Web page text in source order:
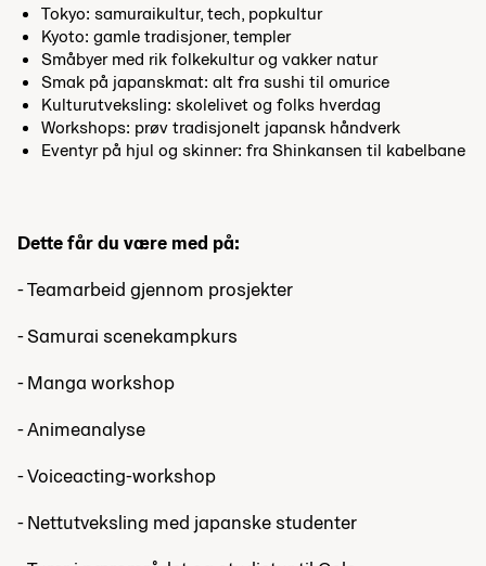
Tokyo: samuraikultur, tech, popkultur
Kyoto: gamle tradisjoner, templer
Småbyer med rik folkekultur og vakker natur
Smak på japanskmat: alt fra sushi til omurice
Kulturutveksling: skolelivet og folks hverdag
Workshops: prøv tradisjonelt japansk håndverk
Eventyr på hjul og skinner: fra Shinkansen til kabelbane
Dette får du være med på:
- Teamarbeid gjennom prosjekter
- Samurai scenekampkurs
- Manga workshop
- Animeanalyse
- Voiceacting-workshop
- Nettutveksling med japanske studenter